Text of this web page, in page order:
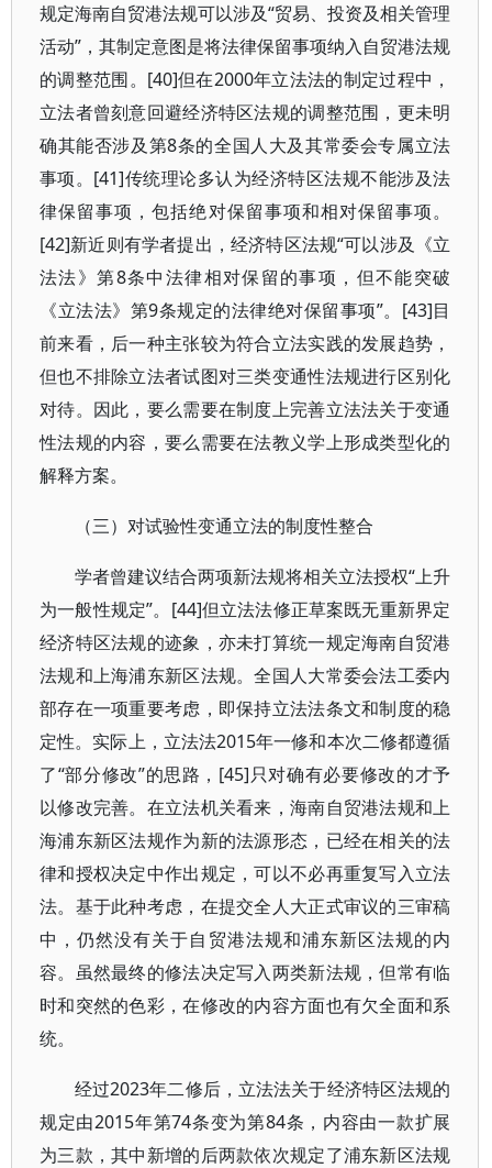
规定海南自贸港法规可以涉及“贸易、投资及相关管理
活动”，其制定意图是将法律保留事项纳入自贸港法规
的调整范围。[40]但在2000年立法法的制定过程中，
立法者曾刻意回避经济特区法规的调整范围，更未明
确其能否涉及第8条的全国人大及其常委会专属立法
事项。[41]传统理论多认为经济特区法规不能涉及法
律保留事项，包括绝对保留事项和相对保留事项。
[42]新近则有学者提出，经济特区法规“可以涉及《立
法法》第8条中法律相对保留的事项，但不能突破
《立法法》第9条规定的法律绝对保留事项”。[43]目
前来看，后一种主张较为符合立法实践的发展趋势，
但也不排除立法者试图对三类变通性法规进行区别化
对待。因此，要么需要在制度上完善立法法关于变通
性法规的内容，要么需要在法教义学上形成类型化的
解释方案。
（三）对试验性变通立法的制度性整合
学者曾建议结合两项新法规将相关立法授权“上升
为一般性规定”。[44]但立法法修正草案既无重新界定
经济特区法规的迹象，亦未打算统一规定海南自贸港
法规和上海浦东新区法规。全国人大常委会法工委内
部存在一项重要考虑，即保持立法法条文和制度的稳
定性。实际上，立法法2015年一修和本次二修都遵循
了“部分修改”的思路，[45]只对确有必要修改的才予
以修改完善。在立法机关看来，海南自贸港法规和上
海浦东新区法规作为新的法源形态，已经在相关的法
律和授权决定中作出规定，可以不必再重复写入立法
法。基于此种考虑，在提交全人大正式审议的三审稿
中，仍然没有关于自贸港法规和浦东新区法规的内
容。虽然最终的修法决定写入两类新法规，但常有临
时和突然的色彩，在修改的内容方面也有欠全面和系
统。
经过2023年二修后，立法法关于经济特区法规的
规定由2015年第74条变为第84条，内容由一款扩展
为三款，其中新增的后两款依次规定了浦东新区法规